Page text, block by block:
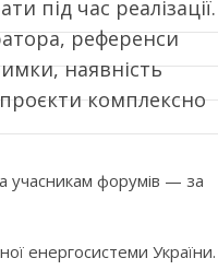
під час реалізації.
референси
наявність
проєкти комплексно
учасникам форумів — за
енергосистеми України.